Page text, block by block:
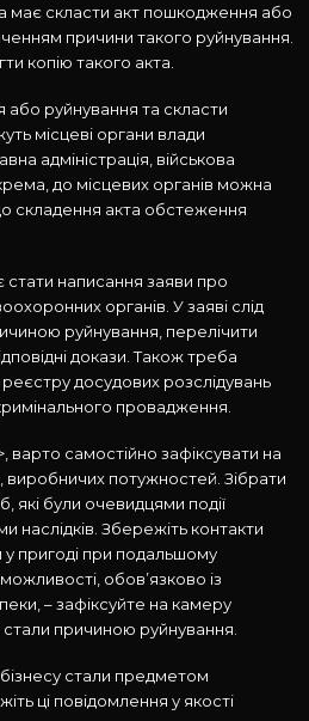
має скласти акт пошкодження або
причини такого руйнування.
копію такого акта.
руйнування та скласти
місцеві органи влади
адміністрація, військова
до місцевих органів можна
складення акта обстеження
написання заяви про
органів. У заяві слід
руйнування, перелічити
докази. Також треба
досудових розслідувань
провадження.
самостійно зафіксувати на
виробничих потужностей. Зібрати
які були очевидцями події
наслідків. Збережіть контакти
у пригоді при подальшому
обов’язково із
– зафіксуйте на камеру
стали причиною руйнування.
стали предметом
ці повідомлення у якості